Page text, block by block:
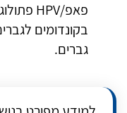
פאפ/HPV
בקונדומים
גברים.